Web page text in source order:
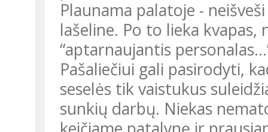
Plaunama palatoje -
lašeline. Po to lieka
“aptarnaujantis
Pašaliečiui gali pasirodyti,
seselės tik vaistukus
sunkių darbų. Niekas